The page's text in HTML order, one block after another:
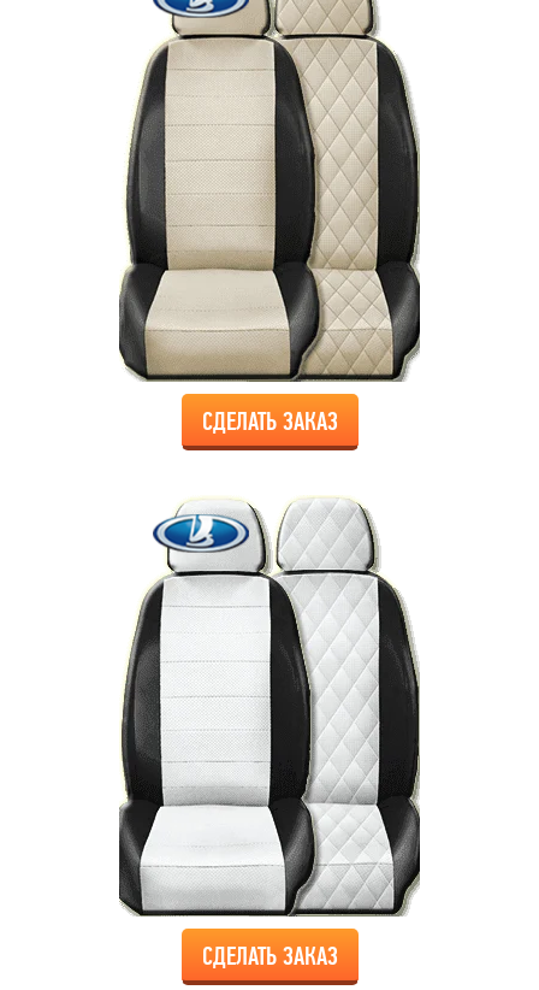
СДЕЛАТЬ ЗАКАЗ
СДЕЛАТЬ ЗАКАЗ